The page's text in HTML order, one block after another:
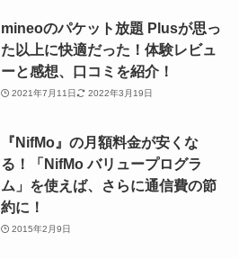
mineoのパケット放題 Plusが思っ
た以上に快適だった！体験レビュ
ーと感想、口コミを紹介！
2021年7月11日 2022年3月19日
『NifMo』の月額料金が安くな
る！「NifMo バリュープログラ
ム」を使えば、さらに通信費の節
約に！
2015年2月9日